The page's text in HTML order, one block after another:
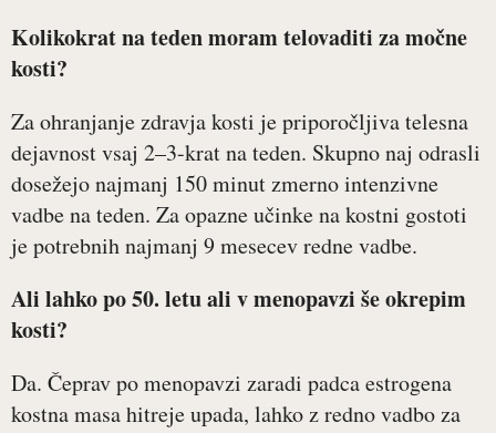
Kolikokrat na teden moram telovaditi za močne
kosti?
Za ohranjanje zdravja kosti je priporočljiva telesna
dejavnost vsaj 2–3-krat na teden. Skupno naj odrasli
dosežejo najmanj 150 minut zmerno intenzivne
vadbe na teden. Za opazne učinke na kostni gostoti
je potrebnih najmanj 9 mesecev redne vadbe.
Ali lahko po 50. letu ali v menopavzi še okrepim
kosti?
Da. Čeprav po menopavzi zaradi padca estrogena
kostna masa hitreje upada, lahko z redno vadbo za